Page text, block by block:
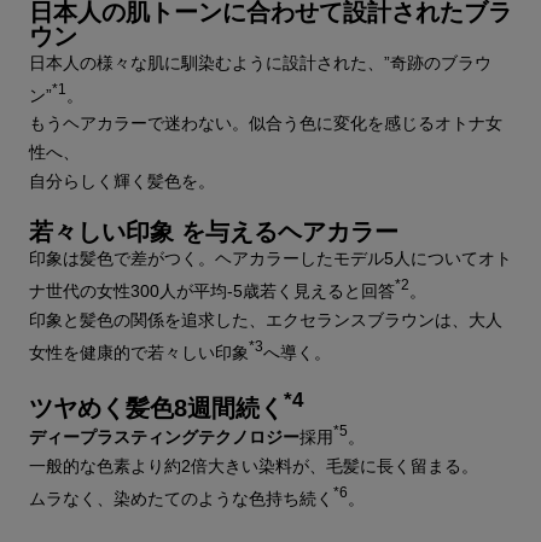
日本人の肌トーンに合わせて設計されたブラ
ウン
日本人の様々な肌に馴染むように設計された、”奇跡のブラウ
ン”*1 。
もうヘアカラーで迷わない。似合う色に変化を感じるオトナ女
性へ、
自分らしく輝く髪色を。
若々しい印象 を与えるヘアカラー
印象は髪色で差がつく。ヘアカラーしたモデル5人についてオト
ナ世代の女性300人が平均-5歳若く見えると回答*2 。
印象と髪色の関係を追求した、エクセランスブラウンは、大人
女性を健康的で若々しい印象*3へ導く。
ツヤめく髪色8週間続く *4
ディープラスティングテクノロジー採用*5 。
一般的な色素より約2倍大きい染料が、毛髪に長く留まる。
ムラなく、染めたてのような色持ち続く *6 。